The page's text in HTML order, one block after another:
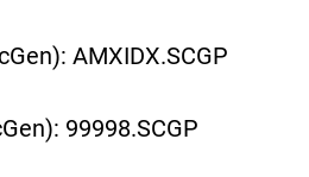
AMXIDX.SCGP
99998.SCGP